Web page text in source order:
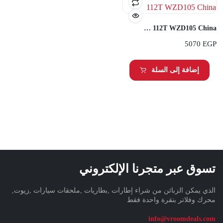
Transmate 265/70R15 112T WZD105 China
5070 EGP
إضافة إلى السلة
تسوق عبر متجرنا الإلكتروني
الذي يمكن الزبائن من شراء إطارات ,بطاريات ,ملحقات سيارات ,زيوت,
محرك وفلاتر بنقرة واحدة فقط
info@vroomdeals.com